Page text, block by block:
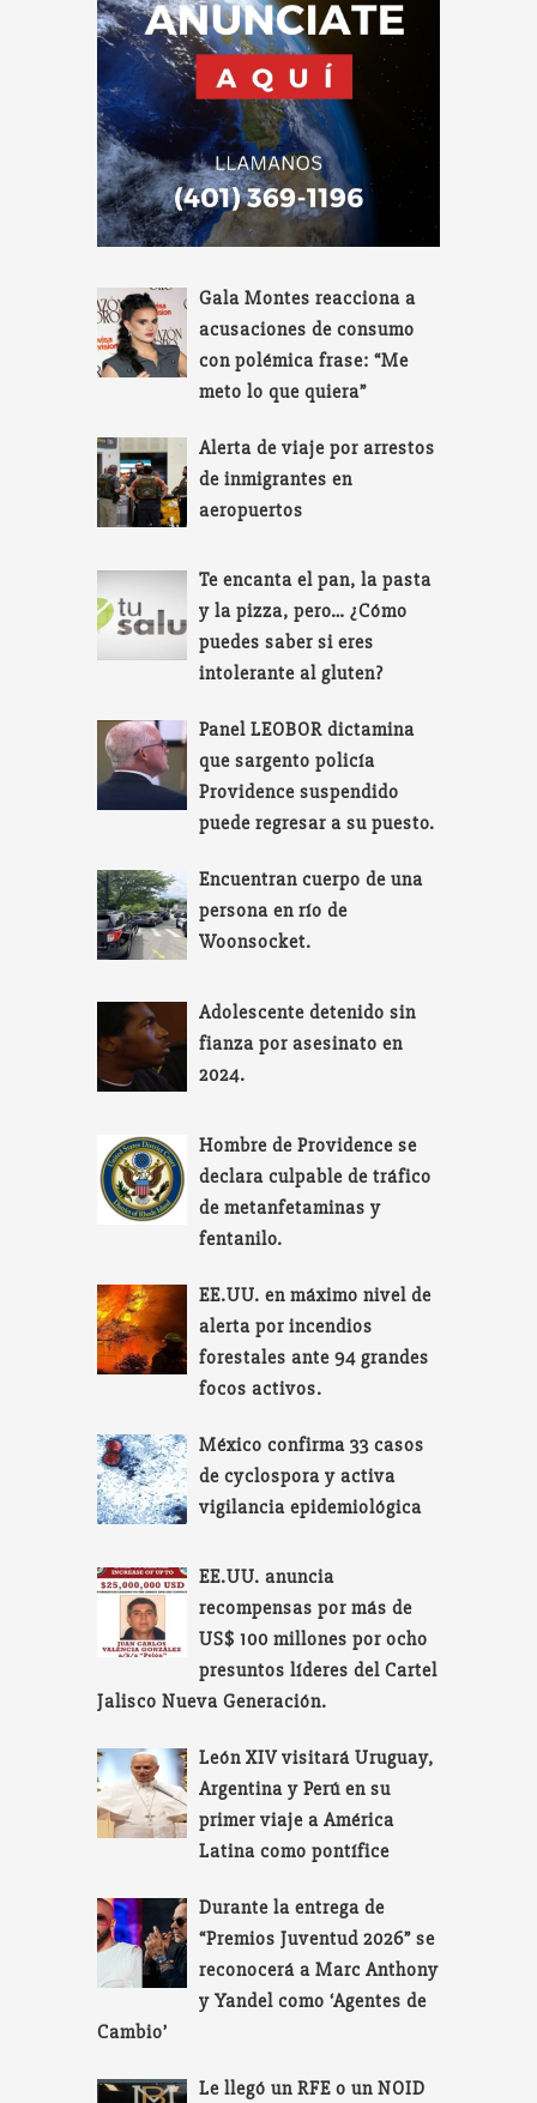
Gala Montes reacciona a
acusaciones de consumo
con polémica frase: “Me
meto lo que quiera”
Alerta de viaje por arrestos
de inmigrantes en
aeropuertos
Te encanta el pan, la pasta
y la pizza, pero… ¿Cómo
puedes saber si eres
intolerante al gluten?
Panel LEOBOR dictamina
que sargento policía
Providence suspendido
puede regresar a su puesto.
Encuentran cuerpo de una
persona en río de
Woonsocket.
Adolescente detenido sin
fianza por asesinato en
2024.
Hombre de Providence se
declara culpable de tráfico
de metanfetaminas y
fentanilo.
EE.UU. en máximo nivel de
alerta por incendios
forestales ante 94 grandes
focos activos.
México confirma 33 casos
de cyclospora y activa
vigilancia epidemiológica
EE.UU. anuncia
recompensas por más de
US$ 100 millones por ocho
presuntos líderes del Cartel
Jalisco Nueva Generación.
León XIV visitará Uruguay,
Argentina y Perú en su
primer viaje a América
Latina como pontífice
Durante la entrega de
“Premios Juventud 2026” se
reconocerá a Marc Anthony
y Yandel como ‘Agentes de
Cambio’
Le llegó un RFE o un NOID